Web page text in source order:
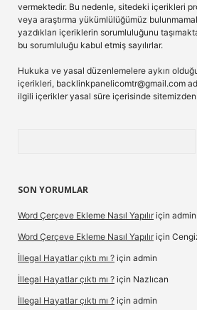
vermektedir. Bu nedenle, sitedeki içerikleri
veya araştırma yükümlülüğümüz
yazdıkları içeriklerin sorumluluğunu
bu sorumluluğu kabul etmiş sayılırlar.
Hukuka ve yasal düzenlemelere aykırı
içerikleri, backlinkpanelicomtr@gmail.com
ilgili içerikler yasal süre içerisinde sitemizden
SON YORUMLAR
Word Çerçeve Ekleme Nasıl Yapılır için admin
Word Çerçeve Ekleme Nasıl Yapılır için
İllegal Hayatlar çıktı mı ? için admin
İllegal Hayatlar çıktı mı ? için Nazlıcan
İllegal Hayatlar çıktı mı ? için admin